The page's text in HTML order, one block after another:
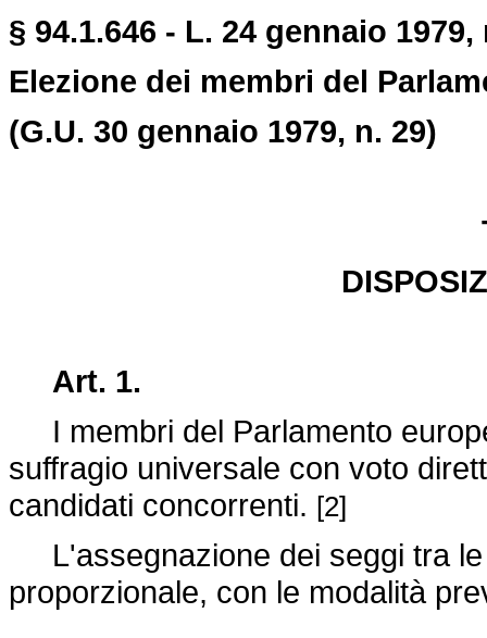
§ 94.1.646 - L. 24 gennaio 1979,
Elezione dei membri del
(G.U. 30 gennaio 1979, n. 29)
Art. 1.
I membri del Parlamento
suffragio universale con voto
candidati concorrenti. [2]
L'assegnazione dei seggi tra le
proporzionale, con le modalità